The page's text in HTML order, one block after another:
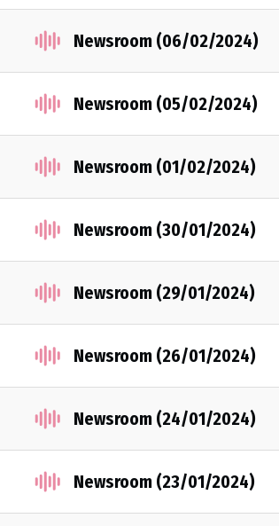
Newsroom (06/02/2024)
Newsroom (05/02/2024)
Newsroom (01/02/2024)
Newsroom (30/01/2024)
Newsroom (29/01/2024)
Newsroom (26/01/2024)
Newsroom (24/01/2024)
Newsroom (23/01/2024)